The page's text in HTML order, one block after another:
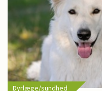
Dyrlæge/sundhed